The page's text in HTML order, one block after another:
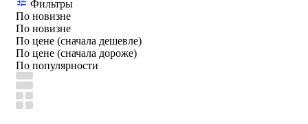
Фильтры
По новизне
По новизне
По цене (сначала дешевле)
По цене (сначала дороже)
По популярности